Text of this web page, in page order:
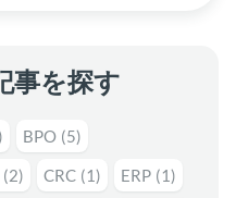
事を探す
BPO (5)
(2) CRC (1) ERP (1)